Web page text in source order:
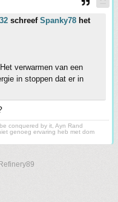
schreef Spanky78 het
verwarmen van een
in stoppen dat er in
conquered by it, Ayn Rand
genoeg ervaring heb met dom